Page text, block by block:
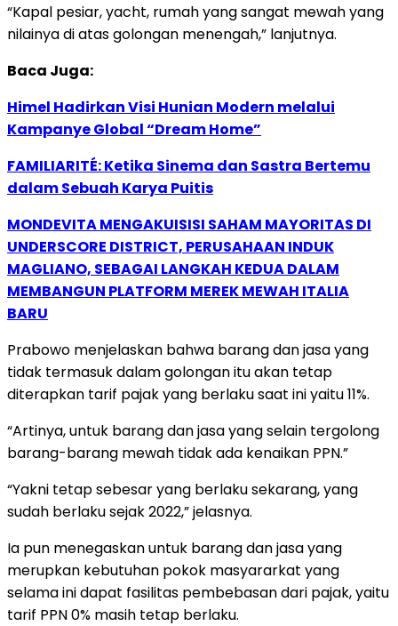
“Kapal pesiar, yacht, rumah yang sangat mewah yang
nilainya di atas golongan menengah,” lanjutnya.
Baca Juga:
Himel Hadirkan Visi Hunian Modern melalui
Kampanye Global “Dream Home”
FAMILIARITÉ: Ketika Sinema dan Sastra Bertemu
dalam Sebuah Karya Puitis
MONDEVITA MENGAKUISISI SAHAM MAYORITAS DI
UNDERSCORE DISTRICT, PERUSAHAAN INDUK
MAGLIANO, SEBAGAI LANGKAH KEDUA DALAM
MEMBANGUN PLATFORM MEREK MEWAH ITALIA
BARU
Prabowo menjelaskan bahwa barang dan jasa yang
tidak termasuk dalam golongan itu akan tetap
diterapkan tarif pajak yang berlaku saat ini yaitu 11%.
“Artinya, untuk barang dan jasa yang selain tergolong
barang-barang mewah tidak ada kenaikan PPN.”
“Yakni tetap sebesar yang berlaku sekarang, yang
sudah berlaku sejak 2022,” jelasnya.
Ia pun menegaskan untuk barang dan jasa yang
merupkan kebutuhan pokok masyararkat yang
selama ini dapat fasilitas pembebasan dari pajak, yaitu
tarif PPN 0% masih tetap berlaku.